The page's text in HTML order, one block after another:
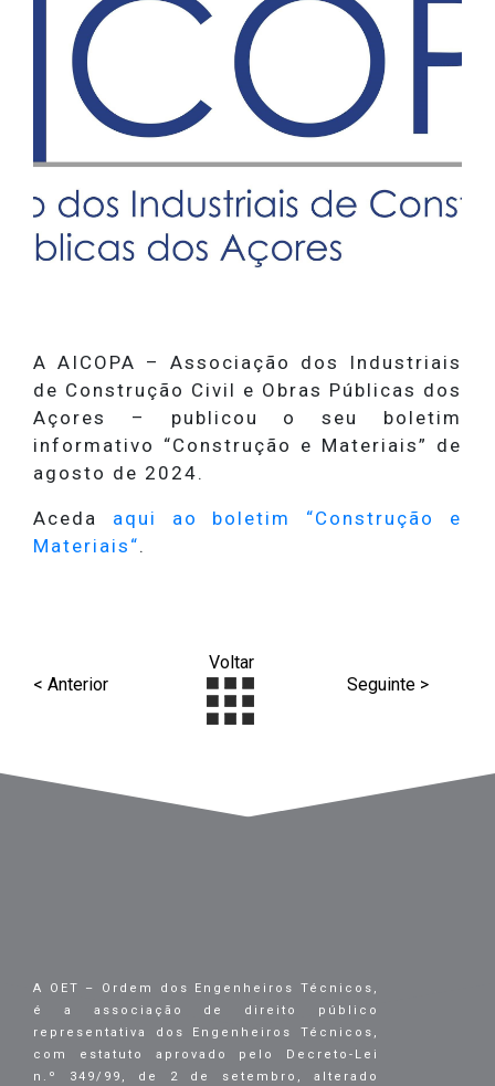
A AICOPA – Associação dos Industriais
de Construção Civil e Obras Públicas dos
Açores – publicou o seu boletim
informativo “Construção e Materiais” de
agosto de 2024.
Aceda aqui ao boletim “Construção e
Materiais“.
< Anterior
Voltar
Seguinte >
A OET – Ordem dos Engenheiros Técnicos,
é a associação de direito público
representativa dos Engenheiros Técnicos,
com estatuto aprovado pelo Decreto-Lei
n.º 349/99, de 2 de setembro, alterado